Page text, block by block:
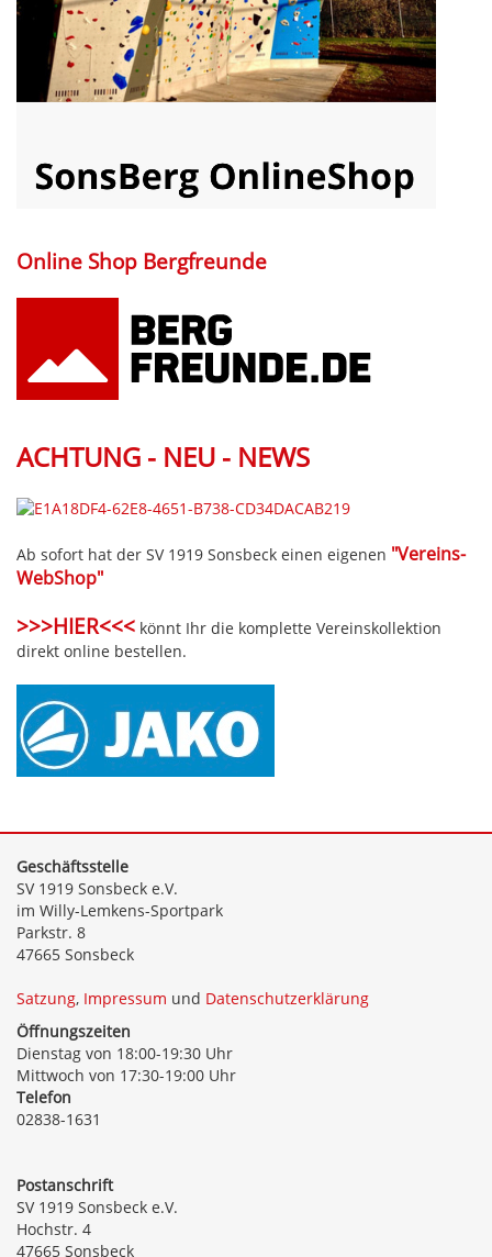
Online Shop Bergfreunde
ACHTUNG - NEU - NEWS
Ab sofort hat der SV 1919 Sonsbeck einen eigenen "Vereins-
WebShop"
>>>HIER<<< könnt Ihr die komplette Vereinskollektion
direkt online bestellen.
Geschäftsstelle
SV 1919 Sonsbeck e.V.
im Willy-Lemkens-Sportpark
Parkstr. 8
47665 Sonsbeck
Satzung, Impressum und Datenschutzerklärung
Öffnungszeiten
Dienstag von 18:00-19:30 Uhr
Mittwoch von 17:30-19:00 Uhr
Telefon
02838-1631
Postanschrift
SV 1919 Sonsbeck e.V.
Hochstr. 4
47665 Sonsbeck